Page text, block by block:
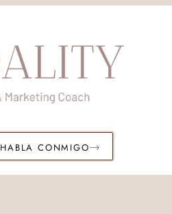
HABLA CONMIGO